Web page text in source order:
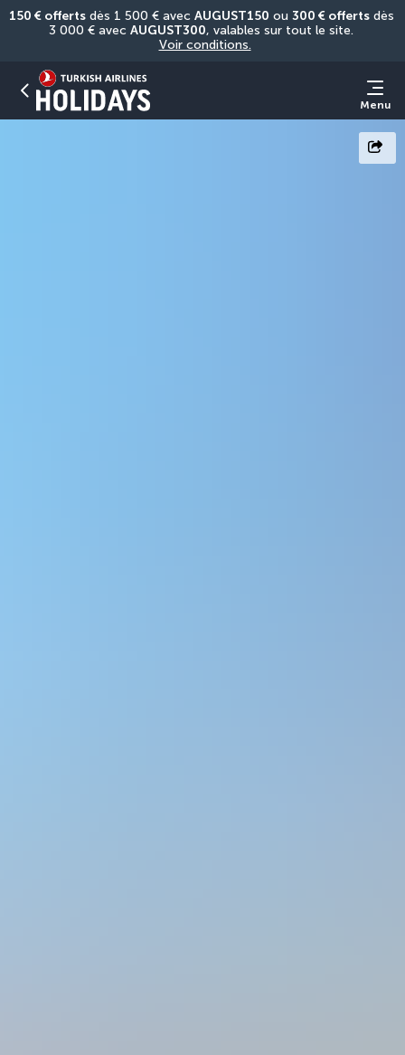
150 € offerts dès 1 500 € avec AUGUST150 ou 300 € offerts dès
3 000 € avec AUGUST300
Voir conditions.
Menu